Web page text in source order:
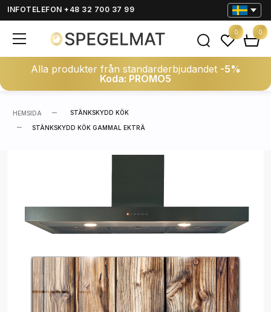
INFOTELEFON +48 32 700 37 99
Alla produkter från standarderbjudandet -5%
Koda: PROMO5
0 0
HEMSIDA STÄNKSKYDD KÖK
STÄNKSKYDD KÖK GAMMAL EKTRÄ